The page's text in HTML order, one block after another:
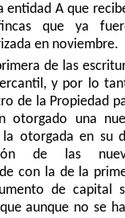
entidad A que
que ya
en noviembre.
de las
y por lo
de la Propiedad
otorgado una
otorgada en su
de las
con la de la
de capital
aunque no se